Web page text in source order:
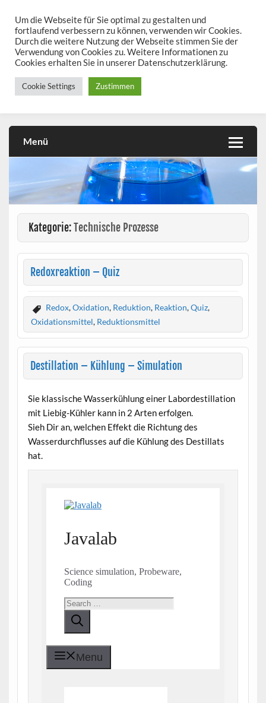
contentchemieseiten.de
Chemie kann man üben!
Menü
Kategorie:Technische Prozesse
Redoxreaktion – Quiz
Redox,Oxidation, Reduktion, Reaktion,Quiz,
Oxidationsmittel, Reduktionsmittel
Destillation – Kühlung – Simulation
Sie klassische Wasserkühlung einer Labordestillation
mit Liebig-Kühler kann in 2 Arten erfolgen.
Sieh Dir an, welchen Effekt die Richtung des
Wasserdurchflusses auf die Kühlung des Destillats
hat.
Um die Webseite für Sie optimal zu gestalten und
fortlaufend verbessern zu können, verwenden wir Cookies.
Durch die weitere Nutzung der Webseite stimmen Sie der
Verwendung von Cookies zu. Weitere Informationen zu
Cookies erhalten Sie in unserer Datenschutzerklärung.
Cookie Settings Zustimmen